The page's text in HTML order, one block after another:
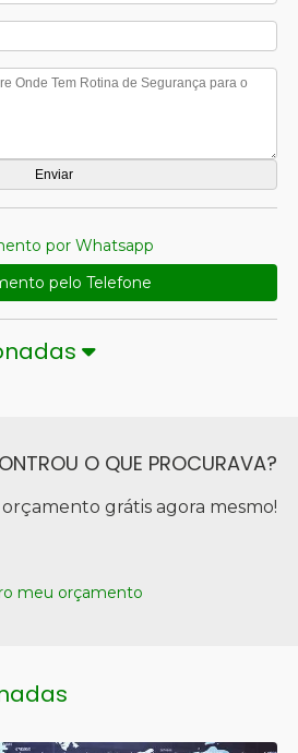
por Whatsapp
pelo Telefone
O QUE PROCURAVA?
orçamento grátis agora mesmo!
meu orçamento